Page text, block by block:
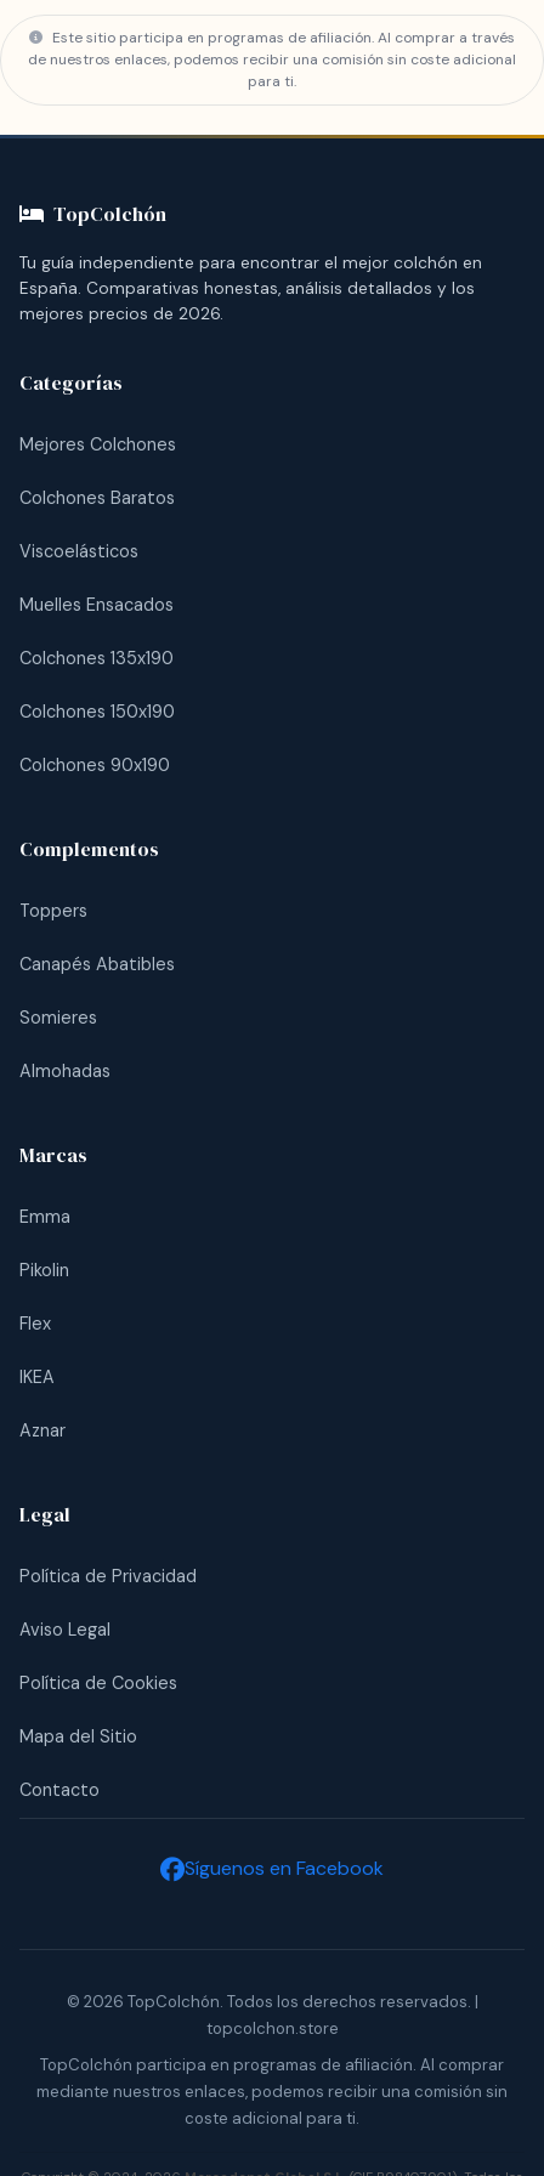
las que uno de los dos tiene el sueño ligero.
más solera en España, lo que da
tranquilidad respecto al servicio posventa.
La garantía cubre defectos estructurales y
hundimientos anómalos, siempre que el
adecuada.
Este sitio participa en programas de afiliación. Al comprar a través
de nuestros enlaces, podemos recibir una comisión sin coste adicional
para ti.
TopColchón
Tu guía independiente para encontrar el mejor colchón en
España. Comparativas honestas, análisis detallados y los
mejores precios de 2026.
Categorías
Mejores Colchones
Colchones Baratos
Viscoelásticos
Muelles Ensacados
Colchones 135x190
Colchones 150x190
Colchones 90x190
Complementos
Toppers
Canapés Abatibles
Somieres
Almohadas
Marcas
Emma
Pikolin
Flex
IKEA
Aznar
Legal
Política de Privacidad
Aviso Legal
Política de Cookies
Mapa del Sitio
Contacto
Síguenos en Facebook
© 2026 TopColchón. Todos los derechos reservados. |
topcolchon.store
TopColchón participa en programas de afiliación. Al comprar
mediante nuestros enlaces, podemos recibir una comisión sin
coste adicional para ti.